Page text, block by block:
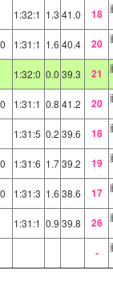
1:32:1 1.3 41.0 18
1:31:1 1.6 40.4 20
1:32:0 0.0 39.3 21
1:31:1 0.8 41.2 20
1:31:5 0.2 39.6 18
1:31:6 1.739.2 19
1:31:3 1.6 38.6 17
1:31:1 0.9 39.8 26
-